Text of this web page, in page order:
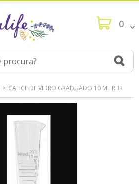
0
CALICE DE VIDRO GRADUADO 10 ML RBR